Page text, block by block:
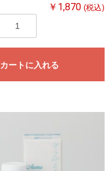
￥1,870 (税込)
カートに入れる